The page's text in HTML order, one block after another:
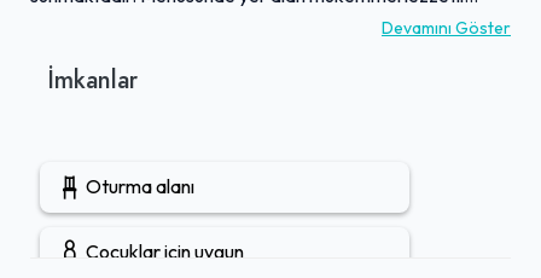
deniz ürünleri, özellikle taze balık ve enfes sardalya tava
doyurucu bir deneyim vaat eder. İşletme, yan taraftaki
mekan, sunduğu kaliteli yemekleri ve bütçe dostu yapısıyla
deniz ürünleri severlerin favori adreslerinden biri haline
gelmiştir. Misafirler tarafından sıklıkla tavsiye edilen ve
Devamını Göster
İmkanlar
Oturma alanı
Çocuklar için uygun